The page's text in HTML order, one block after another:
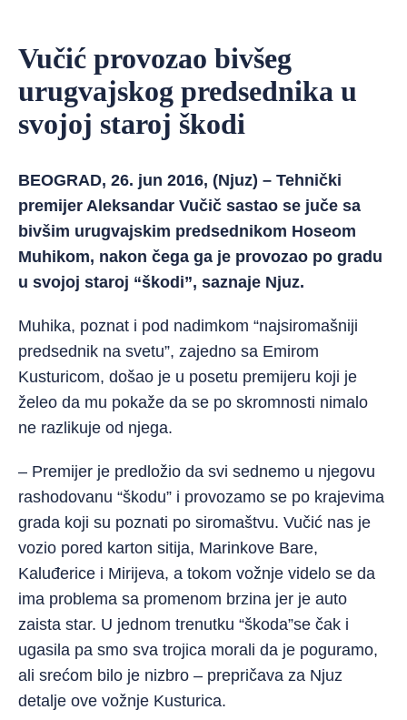
Vučić provozao bivšeg
urugvajskog predsednika u
svojoj staroj škodi
BEOGRAD, 26. jun 2016, (Njuz) – Tehnički
premijer Aleksandar Vučič sastao se juče sa
bivšim urugvajskim predsednikom Hoseom
Muhikom, nakon čega ga je provozao po gradu
u svojoj staroj “škodi”, saznaje Njuz.
Muhika, poznat i pod nadimkom “najsiromašniji
predsednik na svetu”, zajedno sa Emirom
Kusturicom, došao je u posetu premijeru koji je
želeo da mu pokaže da se po skromnosti nimalo
ne razlikuje od njega.
– Premijer je predložio da svi sednemo u njegovu
rashodovanu “škodu” i provozamo se po krajevima
grada koji su poznati po siromaštvu. Vučić nas je
vozio pored karton sitija, Marinkove Bare,
Kaluđerice i Mirijeva, a tokom vožnje videlo se da
ima problema sa promenom brzina jer je auto
zaista star. U jednom trenutku “škoda”se čak i
ugasila pa smo sva trojica morali da je poguramo,
ali srećom bilo je nizbro – prepričava za Njuz
detalje ove vožnje Kusturica.